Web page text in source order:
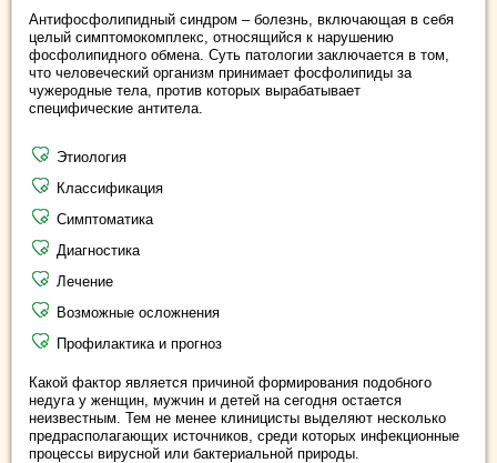
Антифосфолипидный синдром – болезнь, включающая в себя
целый симптомокомплекс, относящийся к нарушению
фосфолипидного обмена. Суть патологии заключается в том,
что человеческий организм принимает фосфолипиды за
чужеродные тела, против которых вырабатывает
специфические антитела.
Этиология
Классификация
Симптоматика
Диагностика
Лечение
Возможные осложнения
Профилактика и прогноз
Какой фактор является причиной формирования подобного
недуга у женщин, мужчин и детей на сегодня остается
неизвестным. Тем не менее клиницисты выделяют несколько
предрасполагающих источников, среди которых инфекционные
процессы вирусной или бактериальной природы.